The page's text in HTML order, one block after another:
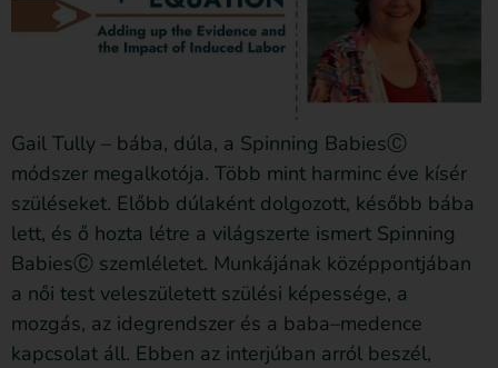
Gail Tully – bába, dúla, a Spinning BabiesⒸ
módszer megalkotója. Több mint harminc éve kísér
szüléseket. Előbb dúlaként dolgozott, később bába
lett, és ő hozta létre a világszerte ismert Spinning
BabiesⒸ szemléletet. Munkájának középpontjában
a női test veleszületett szülési képessége, a
mozgás, az idegrendszer és a baba–medence
kapcsolat áll. Ebben az interjúban arról beszél,